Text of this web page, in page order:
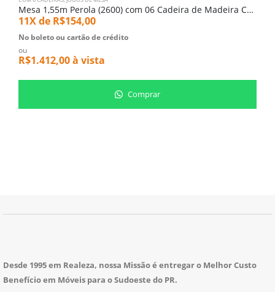
Mesa 1,55m Perola (2600) com 06 Cadeira de Madeira Colonial Alta (4361)
11X de R$154,00
No boleto ou cartão de crédito
ou
R$1.412,00à vista
Comprar
Desde 1995 em Realeza, nossa Missão é entregar o Melhor Custo
Benefício em Móveis para o Sudoeste do PR.